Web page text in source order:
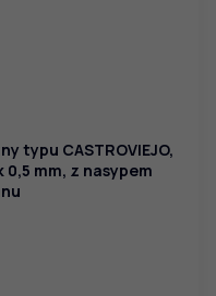
typu CASTROVIEJO,
0,5 mm, z nasypem